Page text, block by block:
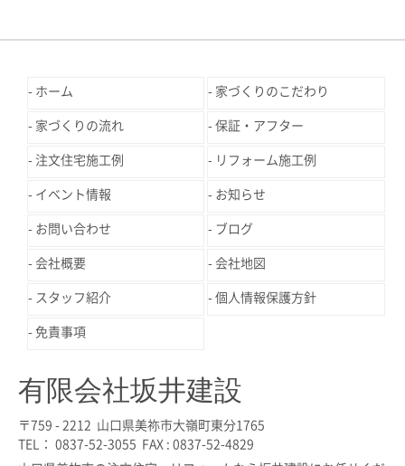
ホーム 家づくりのこだわり
家づくりの流れ 保証・アフター
注文住宅施工例 リフォーム施工例
イベント情報 お知らせ
お問い合わせ ブログ
会社概要 会社地図
スタッフ紹介 個人情報保護方針
免責事項
有限会社坂井建設
〒759 - 2212 山口県美祢市大嶺町東分1765
TEL： 0837-52-3055 FAX : 0837-52-4829